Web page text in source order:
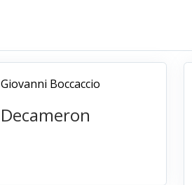
Giovanni Boccaccio
Decameron